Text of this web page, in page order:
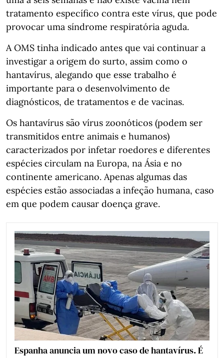
tratamento específico contra este vírus, que pode
provocar uma síndrome respiratória aguda.
A OMS tinha indicado antes que vai continuar a
investigar a origem do surto, assim como o
hantavírus, alegando que esse trabalho é
importante para o desenvolvimento de
diagnósticos, de tratamentos e de vacinas.
Os hantavírus são vírus zoonóticos (podem ser
transmitidos entre animais e humanos)
caracterizados por infetar roedores e diferentes
espécies circulam na Europa, na Ásia e no
continente americano. Apenas algumas das
espécies estão associadas a infeção humana, caso
em que podem causar doença grave.
Espanha anuncia um novo caso de hantavírus. É